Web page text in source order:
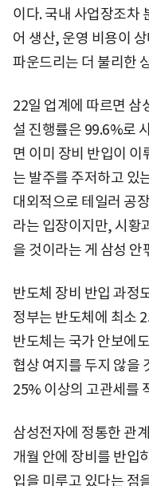
이다. 국내 사업장조차
어 생산, 운영 비용이
파운드리는 더 불리한
22일 업계에 따르면 삼
설 진행률은 99.6%로
면 이미 장비 반입이
는 발주를 주저하고 있
대외적으로 테일러 공
라는 입장이지만, 시황
을 것이라는 게 삼성 안
반도체 장비 반입 과정
정부는 반도체에 최소
반도체는 국가 안보에
협상 여지를 두지 않을
25% 이상의 고관세를
삼성전자에 정통한 관
개월 안에 장비를 반입
입을 미루고 있다는 점